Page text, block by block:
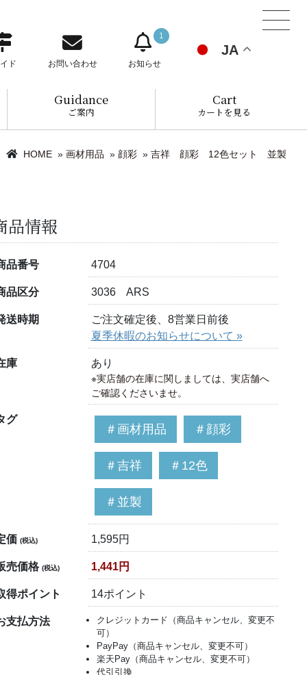
ド お問い合わせ
1
お知らせ
JA
Guidance
ご案内
Cart
カートを見る
HOME » 画材用品 » 顔彩 » 吉祥 顔彩 12色セット 並製
品情報
品番号 4704
品区分 3036 ARS
送時期
ご注文確定後、8営業日前後
夏季休暇のお知らせについて »
庫 あり
※実店舗の在庫に関しましては、実店舗へ
ご確認くださいませ。
グ
＃画材用品 ＃顔彩
＃吉祥 ＃12色
＃並製
価(税込) 1,595円
売価格(税込) 1,441円
得ポイント 14ポイント
支払方法
クレジットカード（商品キャンセル、変更不
可）
PayPay（商品キャンセル、変更不可）
楽天Pay（商品キャンセル、変更不可）
代引引換